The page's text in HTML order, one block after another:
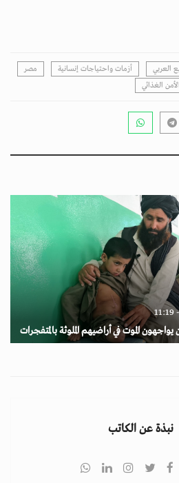
العربي أزمات واحتياجات إنسانية
مصر
الأمن الغذائي
الموت في أراضيهم الملوثة بالمتفجرات
نبذة عن الكاتب